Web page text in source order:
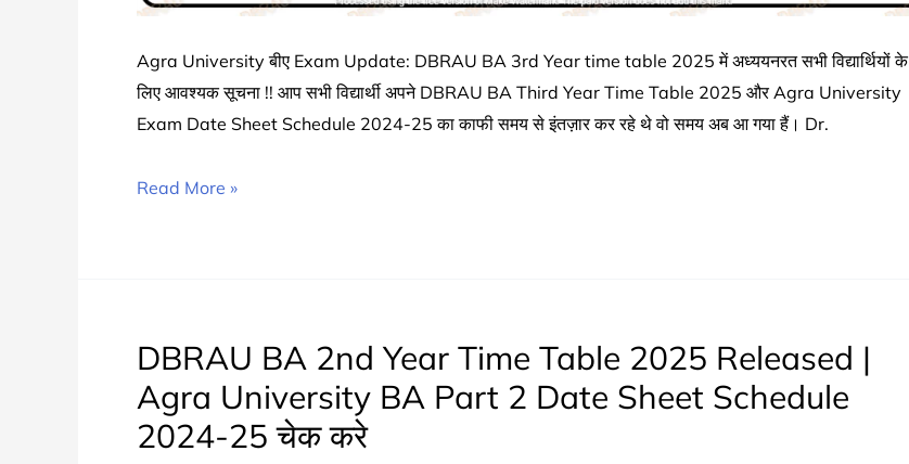
Agra University बीए Exam Update: DBRAU BA 3rd Year time table 2025 में अध्ययनरत सभी विद्यार्थियों के
लिए आवश्यक सूचना !! आप सभी विद्यार्थी अपने DBRAU BA Third Year Time Table 2025 और Agra University
Exam Date Sheet Schedule 2024-25 का काफी समय से इंतज़ार कर रहे थे वो समय अब आ गया हैं। Dr.
DBRAU
Table
2025
Announced
Read More »
DBRAU BA 2nd Year Time Table 2025 Released |
Agra University BA Part 2 Date Sheet Schedule
2024-25 चेक करे